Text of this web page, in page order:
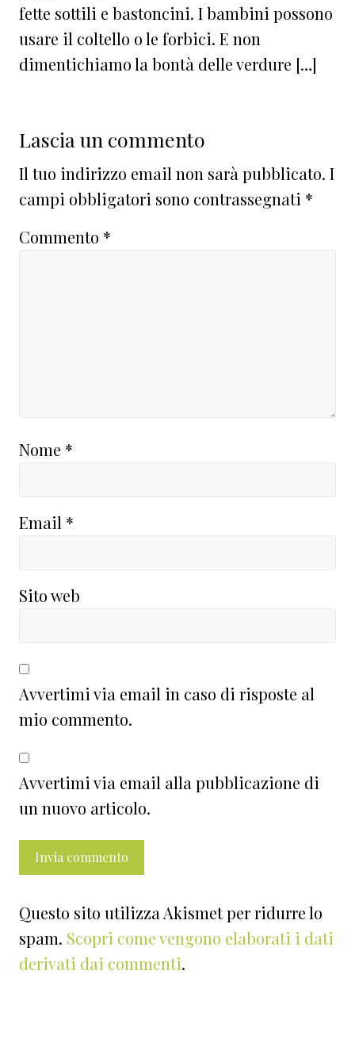
fette sottili e bastoncini. I bambini possono
usare il coltello o le forbici. E non
dimentichiamo la bontà delle verdure […]
Lascia un commento
Il tuo indirizzo email non sarà pubblicato. I
campi obbligatori sono contrassegnati *
Commento *
Nome *
Email *
Sito web
Avvertimi via email in caso di risposte al
mio commento.
Avvertimi via email alla pubblicazione di
un nuovo articolo.
Questo sito utilizza Akismet per ridurre lo
spam. Scopri come vengono elaborati i dati
derivati dai commenti.